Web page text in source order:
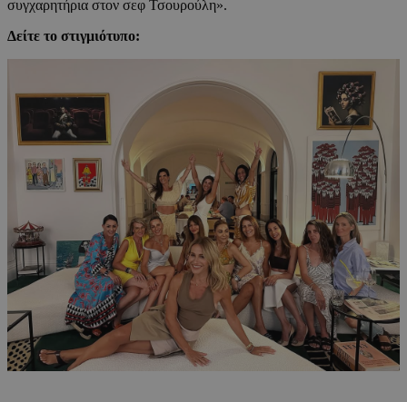
συγχαρητήρια στον σεφ Τσουρούλη».
Δείτε το στιγμιότυπο: